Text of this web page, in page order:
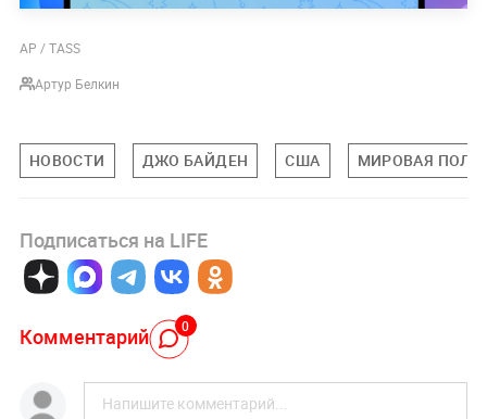
AP / TASS
Артур Белкин
НОВОСТИ ДЖО БАЙДЕН США МИРОВАЯ
Подписаться на LIFE
Комментарий 0